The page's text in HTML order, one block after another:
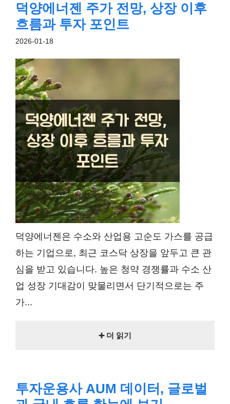
덕양에너젠 주가 전망, 상장 이후
흐름과 투자 포인트
2026-01-18
덕양에너젠은 수소와 산업용 고순도 가스를 공급
하는 기업으로, 최근 코스닥 상장을 앞두고 큰 관
심을 받고 있습니다. 높은 청약 경쟁률과 수소 산
업 성장 기대감이 맞물리면서 단기적으로는 주
가...
➕ 더 읽기
투자운용사 AUM 데이터, 글로벌